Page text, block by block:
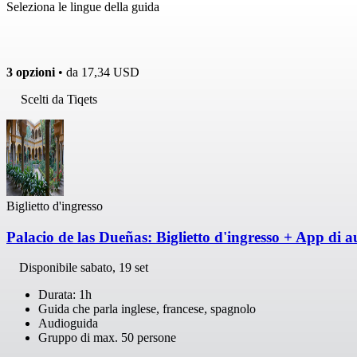
Seleziona le lingue della guida
3 opzioni • da 17,34 USD
Scelti da Tiqets
Biglietto d'ingresso
Palacio de las Dueñas: Biglietto d'ingresso + App di
Disponibile sabato, 19 set
Durata: 1h
Guida che parla inglese, francese, spagnolo
Audioguida
Gruppo di max. 50 persone